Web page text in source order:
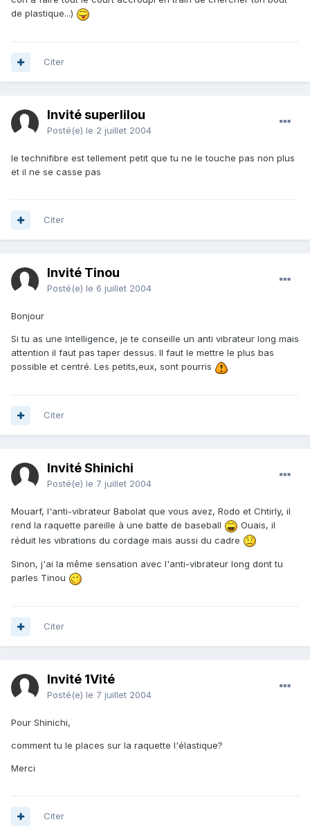
de plastique...)
Citer
Invité superlilou
Posté(e) le 2 juillet 2004
le technifibre est tellement petit que tu ne le touche pas non plus
et il ne se casse pas
Citer
Invité Tinou
Posté(e) le 6 juillet 2004
Bonjour
Si tu as une Intelligence, je te conseille un anti vibrateur long mais
attention il faut pas taper dessus. Il faut le mettre le plus bas
possible et centré. Les petits,eux, sont pourris
Citer
Invité Shinichi
Posté(e) le 7 juillet 2004
Mouarf, l'anti-vibrateur Babolat que vous avez, Rodo et Chtirly, il
rend la raquette pareille à une batte de baseball
Ouais, il
réduit les vibrations du cordage mais aussi du cadre
Sinon, j'ai la même sensation avec l'anti-vibrateur long dont tu
parles Tinou
Citer
Invité 1Vité
Posté(e) le 7 juillet 2004
Pour Shinichi,
comment tu le places sur la raquette l'élastique?
Merci
Citer